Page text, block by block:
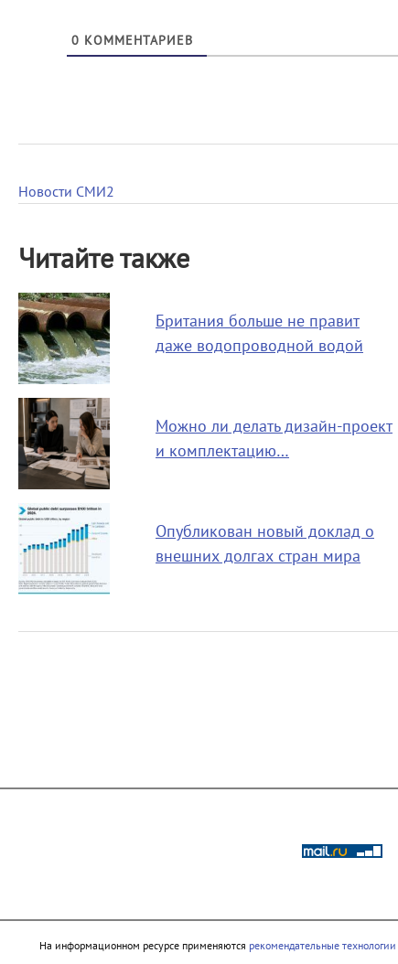
0 КОММЕНТАРИЕВ
Новости СМИ2
Читайте также
Британия больше не правит
даже водопроводной водой
Можно ли делать дизайн-проект
и комплектацию…
Опубликован новый доклад о
внешних долгах стран мира
На информационном ресурсе применяются рекомендательные технологии